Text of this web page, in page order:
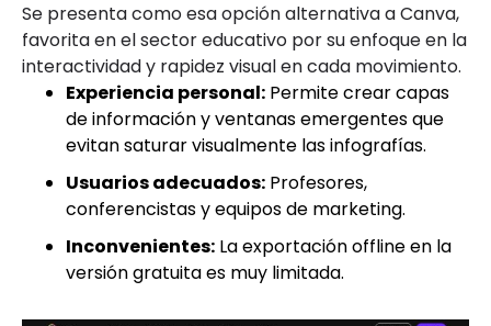
Se presenta como esa opción alternativa a Canva,
favorita en el sector educativo por su enfoque en la
interactividad y rapidez visual en cada movimiento.
Experiencia personal: Permite crear capas
de información y ventanas emergentes que
evitan saturar visualmente las infografías.
Usuarios adecuados: Profesores,
conferencistas y equipos de marketing.
Inconvenientes: La exportación offline en la
versión gratuita es muy limitada.